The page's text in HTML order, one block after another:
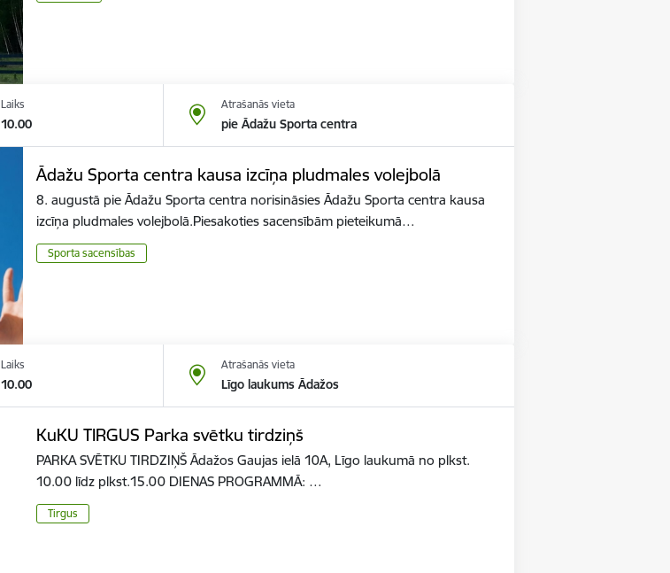
Laiks
10.00
Atrašanās vieta
pie Ādažu Sporta centra
Ādažu Sporta centra kausa izcīņa pludmales volejbolā
8. augustā pie Ādažu Sporta centra norisināsies Ādažu Sporta centra kausa
izcīņa pludmales volejbolā.Piesakoties sacensībām pieteikumā…
Sporta sacensības
Laiks
10.00
Atrašanās vieta
Līgo laukums Ādažos
KuKU TIRGUS Parka svētku tirdziņš
PARKA SVĒTKU TIRDZIŅŠ Ādažos Gaujas ielā 10A, Līgo laukumā no plkst.
10.00 līdz plkst.15.00 DIENAS PROGRAMMĀ: …
Tirgus